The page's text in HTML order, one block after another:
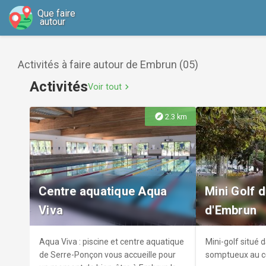
Que faire
autour
Activités à faire autour de Embrun (05)
ActivitésVoir tout chevron_right
explore 2.3 km
Centre aquatique Aqua
Viva
Aqua Viva : piscine et centre aquatique
de Serre-Ponçon vous accueille pour
Mini Golf
d'Embrun
Mini-golf situé
somptueux au